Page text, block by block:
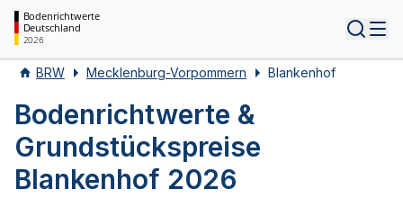
Bodenrichtwerte
Deutschland
2026
BRW Mecklenburg-Vorpommern Blankenhof
Bodenrichtwerte &
Grundstückspreise
Blankenhof 2026